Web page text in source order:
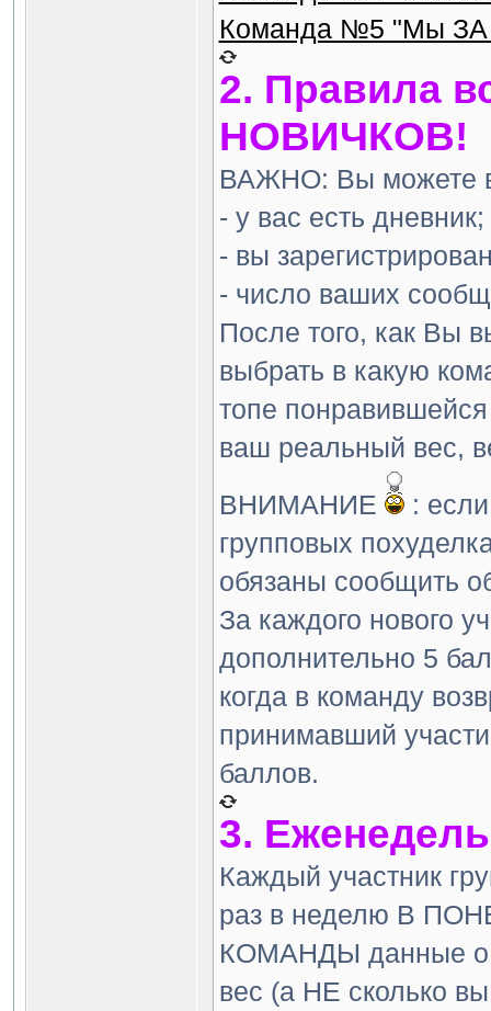
Команда №5 "Мы ЗА
2. Правила
НОВИЧКОВ!
ВАЖНО: Вы можете
- у вас есть дневник;
- вы
- число ваших
После того, как Вы
выбрать в какую
топе
ваш реальный вес,
ВНИМАНИЕ
: если
групповых
обязаны сообщить
За каждого нового
дополнительно 5
когда в команду
принимавший
баллов.
3.
Каждый участник
раз в неделю В
КОМАНДЫ данные о
вес (а НЕ сколько